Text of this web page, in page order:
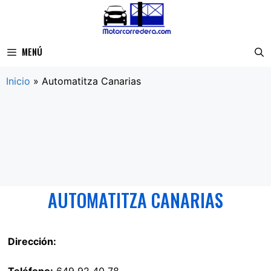
MENÚ
Inicio » Automatitza Canarias
AUTOMATITZA CANARIAS
Dirección: